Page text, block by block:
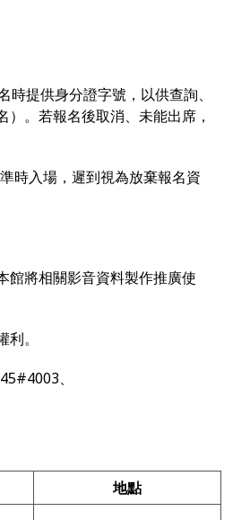
時提供身分證字號，以供查詢、
。若報名後取消、未能出席，
時入場，遲到視為放棄報名資
館將相關影音資料製作推廣使
。
、
地點